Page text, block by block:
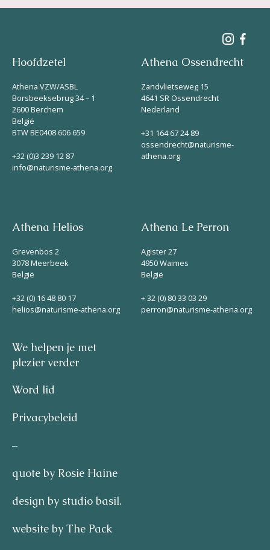
Hoofdzetel
Athena VZW/ASBL
Borsbeeksebrug 34 – 1
2600 Berchem
België
BTW BE0408 606 659
+32 (0)3 239 12 87
info@naturisme-athena.org
Athena Ossendrecht
Zandvlietseweg 15
4641 SR Ossendrecht
Nederland
+31 164 67 24 89
ossendrecht@naturisme-
athena.org
Athena Helios
Grevenbos 2
3078 Meerbeek
België
+32 (0) 16 48 80 17
helios@naturisme-athena.org
Athena Le Perron
Agister 27
4950 Waimes
België
+ 32 (0) 80 33 03 29
perron@naturisme-athena.org
We helpen je met
plezier verder
Word lid
Privacybeleid
–
quote by Rosie Haine
design by studio basil.
website by The Pack